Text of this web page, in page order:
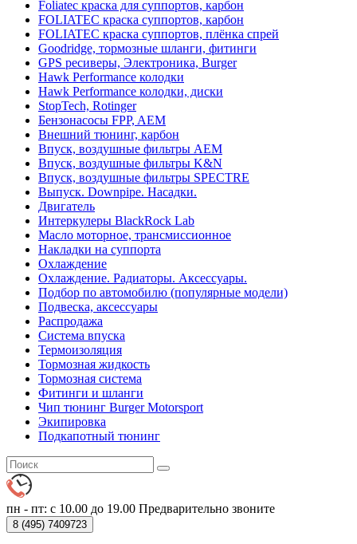
Foliatec краска для суппортов, карбон
FOLIATEC краска суппортов, карбон
FOLIATEC краска суппортов, плёнка спрей
Goodridge, тормозные шланги, фитинги
GPS ресиверы, Электроника, Burger
Hawk Performance колодки
Hawk Performance колодки, диски
StopTech, Rotinger
Бензонасосы FPP, AEM
Внешний тюнинг, карбон
Впуск, воздушные фильтры AEM
Впуск, воздушные фильтры K&N
Впуск, воздушные фильтры SPECTRE
Выпуск. Downpipe. Насадки.
Двигатель
Интеркулеры BlackRock Lab
Масло моторное, трансмиссионное
Накладки на суппорта
Охлаждение
Охлаждение. Радиаторы. Аксессуары.
Подбор по автомобилю (популярные модели)
Подвеска, аксессуары
Распродажа
Система впуска
Термоизоляция
Тормозная жидкость
Тормозная система
Фитинги и шланги
Чип тюнинг Burger Motorsport
Экипировка
Подкапотный тюнинг
пн - пт: с 10.00 до 19.00 Предварительно звоните
8 (495) 7409723